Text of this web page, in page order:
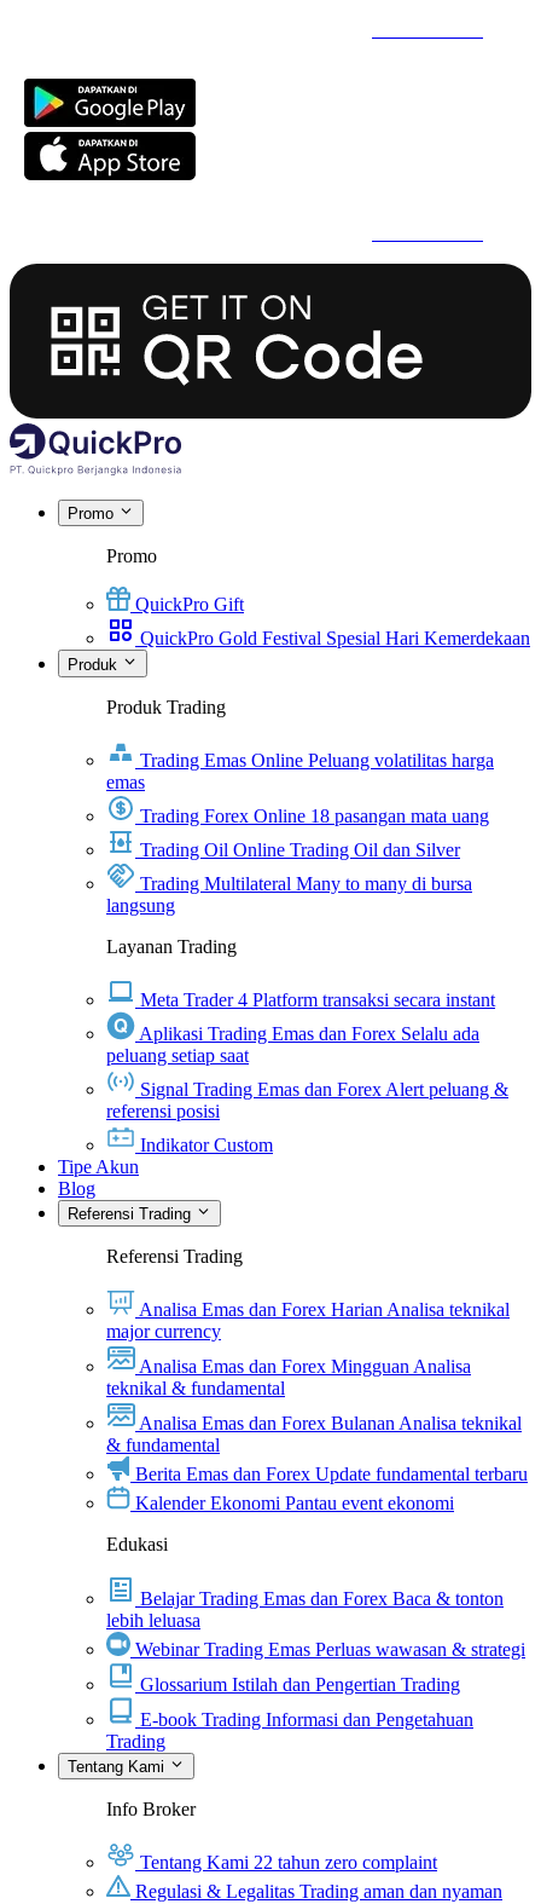
Promo
Promo
QuickPro Gift
QuickPro Gold Festival Spesial Hari Kemerdekaan
Produk
Produk Trading
Trading Emas Online Peluang volatilitas harga
emas
Trading Forex Online 18 pasangan mata uang
Trading Oil Online Trading Oil dan Silver
Trading Multilateral Many to many di bursa
langsung
Layanan Trading
Meta Trader 4 Platform transaksi secara instant
Aplikasi Trading Emas dan Forex Selalu ada
peluang setiap saat
Signal Trading Emas dan Forex Alert peluang &
referensi posisi
Indikator Custom
Tipe Akun
Blog
Referensi Trading
Referensi Trading
Analisa Emas dan Forex Harian Analisa teknikal
major currency
Analisa Emas dan Forex Mingguan Analisa
teknikal & fundamental
Analisa Emas dan Forex Bulanan Analisa teknikal
& fundamental
Berita Emas dan Forex Update fundamental terbaru
Kalender Ekonomi Pantau event ekonomi
Edukasi
Belajar Trading Emas dan Forex Baca & tonton
lebih leluasa
Webinar Trading Emas Perluas wawasan & strategi
Glossarium Istilah dan Pengertian Trading
E-book Trading Informasi dan Pengetahuan
Trading
Tentang Kami
Info Broker
Tentang Kami 22 tahun zero complaint
Regulasi & Legalitas Trading aman dan nyaman